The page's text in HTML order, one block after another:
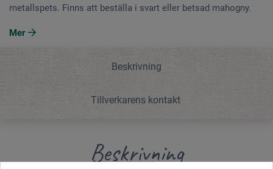
metallspets. Finns att beställa i svart eller betsad mahogny.
Mer
Beskrivning
Tillverkarens kontakt
Beskrivning